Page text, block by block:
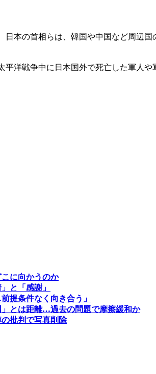
本の首相らは、韓国や中国など周辺
平洋戦争中に日本国外で死亡した軍人
に向かうのか
と「感謝」
提条件なく向き合う」
とは距離…過去の問題で摩擦緩和か
批判で写真削除